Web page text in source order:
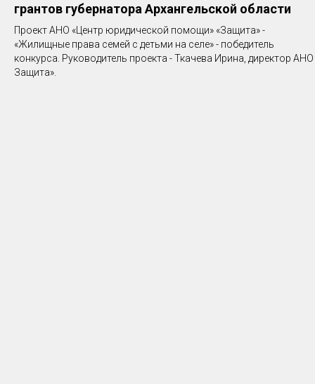
грантов губернатора Архангельской области
Проект АНО «Центр юридической помощи» «Защита» -
«Жилищные права семей с детьми на селе» - победитель
конкурса. Руководитель проекта - Ткачева Ирина, директор АНО
Защита».